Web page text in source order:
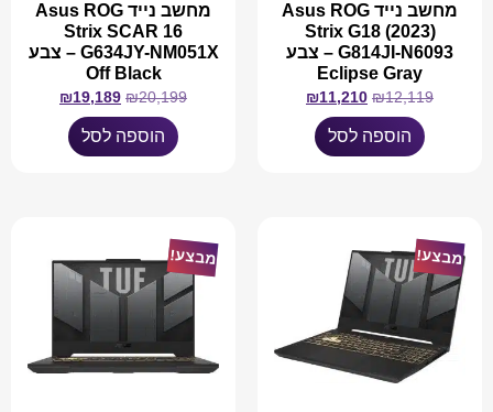
מחשב נייד Asus ROG
Strix G18 (2023)
G814JI-N6093 – צבע
Eclipse Gray
₪12,119
₪11,210
הוספה לסל
מחשב נייד Asus ROG
Strix SCAR 16
G634JY-NM051X – צבע
Off Black
₪20,199
₪19,189
הוספה לסל
מבצע! מבצע!